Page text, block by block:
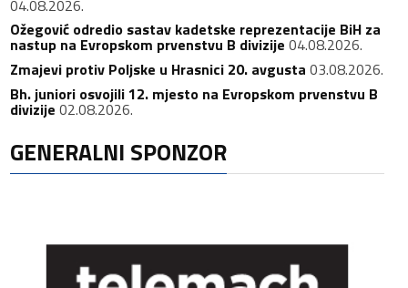
04.08.2026.
Ožegović odredio sastav kadetske reprezentacije BiH za
nastup na Evropskom prvenstvu B divizije 04.08.2026.
Zmajevi protiv Poljske u Hrasnici 20. avgusta 03.08.2026.
Bh. juniori osvojili 12. mjesto na Evropskom prvenstvu B
divizije 02.08.2026.
GENERALNI SPONZOR